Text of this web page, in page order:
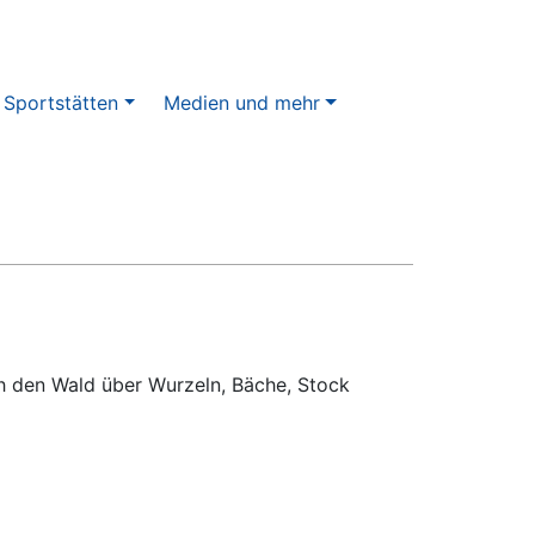
Sportstätten Medien und mehr
Wald über Wurzeln, Bäche, Stock